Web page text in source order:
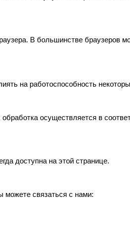
В большинстве браузеров
на работоспособность
осуществляется в
доступна на этой странице.
можете связаться с нами: